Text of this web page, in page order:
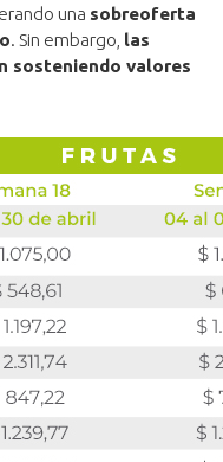
una sobreoferta
. Sin embargo, las
sosteniendo valores